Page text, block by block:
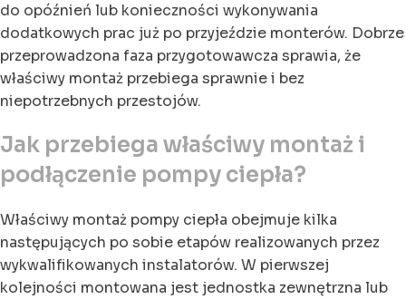
do opóźnień lub konieczności wykonywania
dodatkowych prac już po przyjeździe monterów. Dobrze
przeprowadzona faza przygotowawcza sprawia, że
właściwy montaż przebiega sprawnie i bez
niepotrzebnych przestojów.
Jak przebiega właściwy montaż i
podłączenie pompy ciepła?
Właściwy montaż pompy ciepła obejmuje kilka
następujących po sobie etapów realizowanych przez
wykwalifikowanych instalatorów. W pierwszej
kolejności montowana jest jednostka zewnętrzna lub